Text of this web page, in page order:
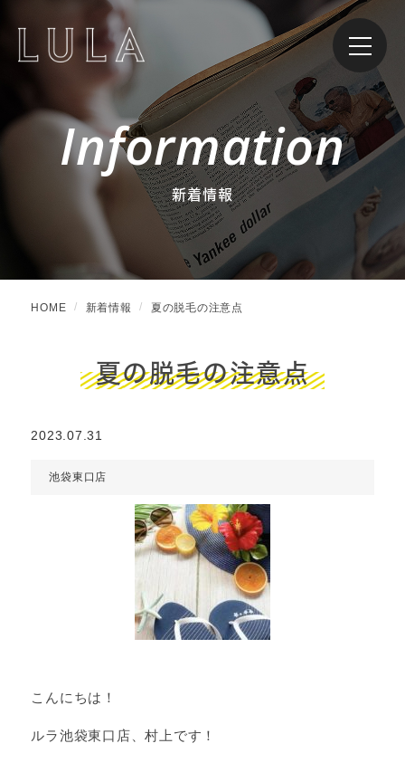
Information
新着情報
HOME 新着情報 夏の脱毛の注意点
夏の脱毛の注意点
2023.07.31
池袋東口店
こんにちは！
ルラ池袋東口店、村上です！